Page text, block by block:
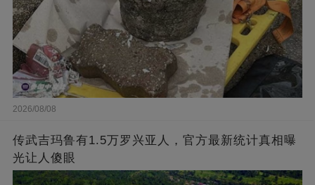
2026/08/08
传武吉玛鲁有1.5万罗兴亚人，官方最新统计真相曝
光让人傻眼